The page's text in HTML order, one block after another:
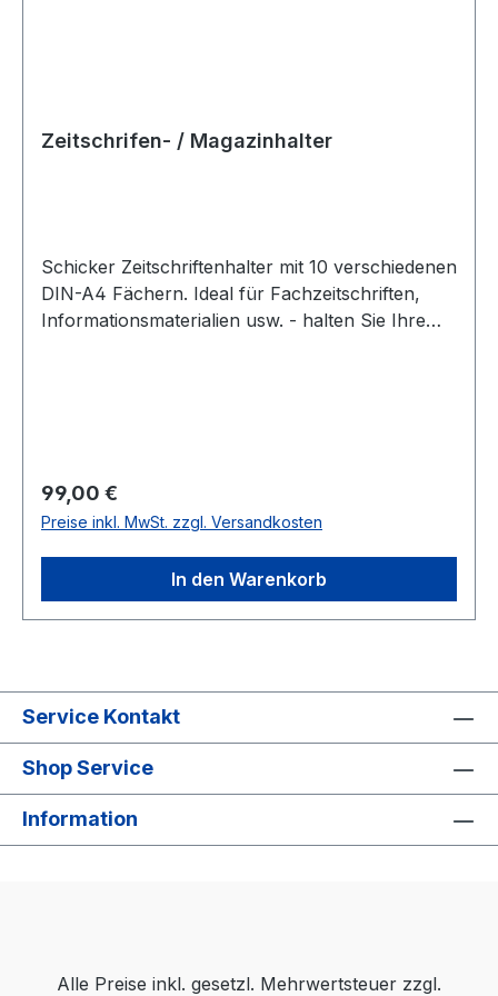
Zeitschrifen- / Magazinhalter
Schicker Zeitschriftenhalter mit 10 verschiedenen
DIN-A4 Fächern. Ideal für Fachzeitschriften,
Informationsmaterialien usw. - halten Sie Ihre
Dokumentenhaltern. Abmessungen: 137 x 28 x
34 cm (HxBxT)
Regulärer Preis:
99,00 €
Preise inkl. MwSt. zzgl. Versandkosten
In den Warenkorb
Service Kontakt
Shop Service
Information
Alle Preise inkl. gesetzl. Mehrwertsteuer zzgl.